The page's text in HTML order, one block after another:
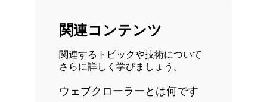
関連コンテンツ
関連するトピックや技術について
さらに詳しく学びましょう。
ウェブクローラーとは何です